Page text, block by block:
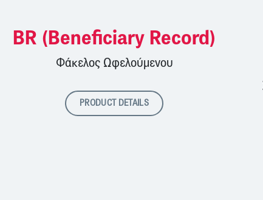
BR (Beneficiary Record)
Φάκελος Ωφελούμενου
PRODUCT DETAILS